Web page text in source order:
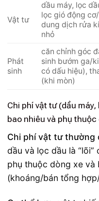
Vật tư
dầu máy, lọc
lọc gió động
dung dịch rửa
nhỏ
Phát
sinh
căn chỉnh góc
sinh bướm ga/
có dấu hiệu),
(khi mòn)
Chi phí vật tư (dầu
bao nhiêu và phụ thuộc
Chi phí vật tư thường
dầu và lọc dầu là
phụ thuộc dòng xe và
(khoáng/bán tổng